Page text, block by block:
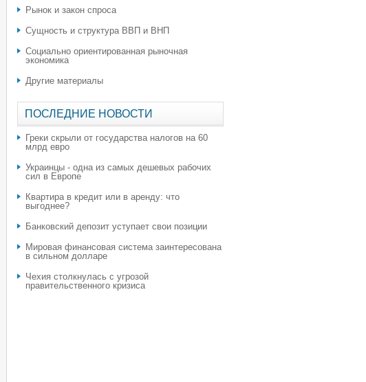
Рынок и закон спроса
Сущность и структура ВВП и ВНП
Социально ориентированная рыночная
экономика
Другие материалы
ПОСЛЕДНИЕ НОВОСТИ
Греки скрыли от государства налогов на 60
млрд евро
Украинцы - одна из самых дешевых рабочих
сил в Европе
Квартира в кредит или в аренду: что
выгоднее?
​Банковский депозит уступает свои позиции
Мировая финансовая система заинтересована
в сильном долларе
Чехия столкнулась с угрозой
правительственного кризиса